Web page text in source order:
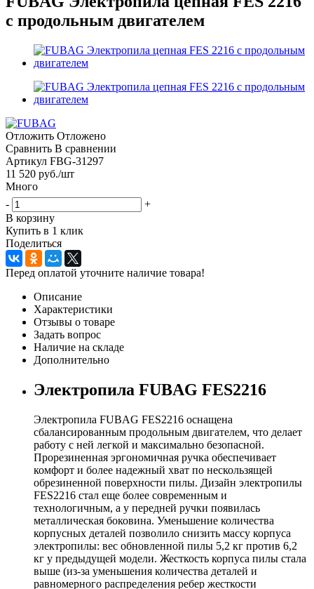
с продольным двигателем
Отложить Отложено
Сравнить В сравнении
Артикул FBG-31297
11 520 руб./шт
Много
-
+
В корзину
Купить в 1 клик
Поделиться
Перед оплатой уточните наличие товара!
Описание
Характеристики
Отзывы о товаре
Задать вопрос
Наличие на складе
Дополнительно
Электропила FUBAG FES2216
Электропила FUBAG FES2216 оснащена
сбалансированным продольным двигателем, что делает
работу с ней легкой и максимально безопасной.
Прорезиненная эргономичная ручка обеспечивает
комфорт и более надежный хват по нескользящей
обрезиненной поверхности пилы. Дизайн электропилы
FES2216 стал еще более современным и
технологичным, а у передней ручки появилась
металлическая боковина. Уменьшение количества
корпусных деталей позволило снизить массу корпуса
электропилы: вес обновленной пилы 5,2 кг против 6,2
кг у предыдущей модели. Жесткость корпуса пилы стала
выше (из-за уменьшения количества деталей и
равномерного распределения ребер жесткости